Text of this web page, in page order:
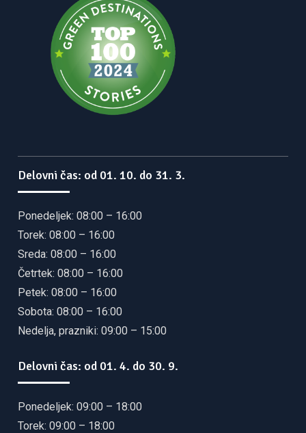
Delovni čas: od 01. 10. do 31. 3.
Ponedeljek: 08:00 – 16:00
Torek: 08:00 – 16:00
Sreda: 08:00 – 16:00
Četrtek: 08:00 – 16:00
Petek: 08:00 – 16:00
Sobota: 08:00 – 16:00
Nedelja, prazniki: 09:00 – 15:00
Delovni čas: od 01. 4. do 30. 9.
Ponedeljek: 09:00 – 18:00
Torek: 09:00 – 18:00